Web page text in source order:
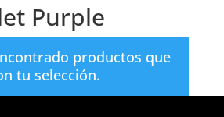
Purple
productos que
tu selección.